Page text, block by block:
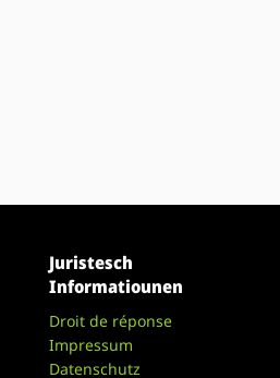
Juristesch
Informatiounen
Droit de réponse
Impressum
Datenschutz